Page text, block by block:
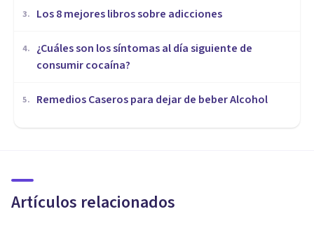
3. Los 8 mejores libros sobre adicciones
4.
¿Cuáles son los síntomas al día siguiente de
consumir cocaína?
5. Remedios Caseros para dejar de beber Alcohol
Artículos relacionados
Krokodil: los terribles efectos
droga